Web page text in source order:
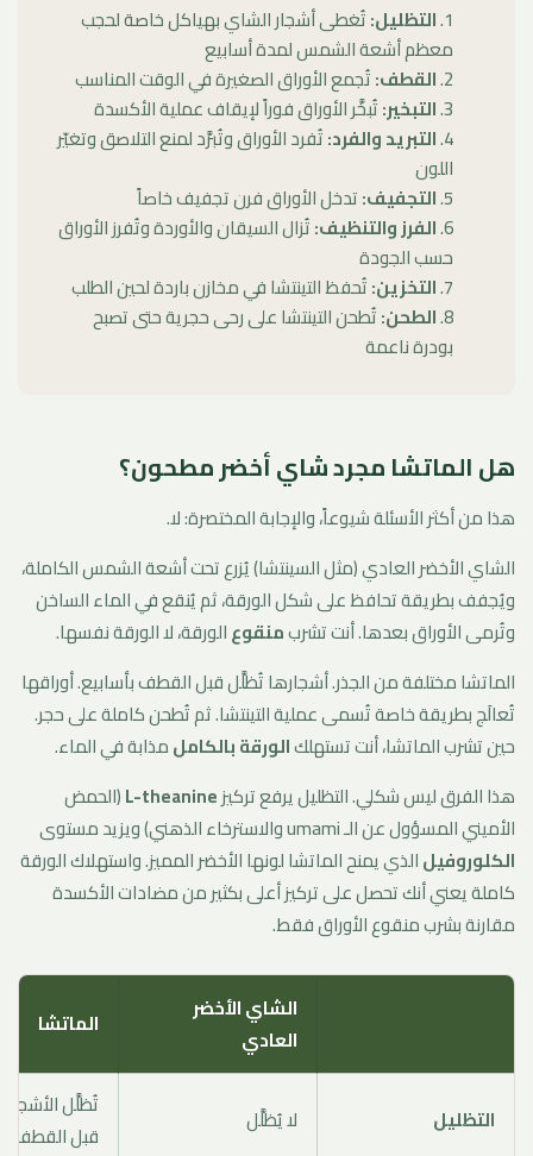
التظليل:تُغطى أشجار الشاي بهياكل خاصة لحجب
معظم أشعة الشمس لمدة أسابيع
القطف:تُجمع الأوراق الصغيرة في الوقت المناسب
التبخير:تُبخَّر الأوراق فوراً لإيقاف عملية الأكسدة
التبريد والفرد:تُفرد الأوراق وتُبرَّد لمنع التلاصق وتغيّر
اللون
التجفيف:تدخل الأوراق فرن تجفيف خاصاً
الفرز والتنظيف:تُزال السيقان والأوردة وتُفرز الأوراق
حسب الجودة
التخزين:تُحفظ التينتشا في مخازن باردة لحين الطلب
الطحن:تُطحن التينتشا على رحى حجرية حتى تصبح
بودرة ناعمة
هل الماتشا مجرد شاي أخضر مطحون؟
هذا من أكثر الأسئلة شيوعاً، والإجابة المختصرة: لا.
الشاي الأخضر العادي (مثل السينتشا) يُزرع تحت أشعة الشمس الكاملة،
ويُجفف بطريقة تحافظ على شكل الورقة، ثم يُنقع في الماء الساخن
وتُرمى الأوراق بعدها. أنت تشربمنقوعالورقة، لا الورقة نفسها.
الماتشا مختلفة من الجذر. أشجارها تُظلَّل قبل القطف بأسابيع. أوراقها
تُعالَج بطريقة خاصة تُسمى عملية التينتشا. ثم تُطحن كاملة على حجر.
حين تشرب الماتشا، أنت تستهلكالورقة بالكاملمذابة في الماء.
هذا الفرق ليس شكلي. التظليل يرفع تركيزL-theanine(الحمض
الأميني المسؤول عن الـ umami والاسترخاء الذهني) ويزيد مستوى
الكلوروفيلالذي يمنح الماتشا لونها الأخضر المميز. واستهلاك الورقة
كاملة يعني أنك تحصل على تركيز أعلى بكثير من مضادات الأكسدة
مقارنة بشرب منقوع الأوراق فقط.
الشاي الأخضر
العادي
الماتشا
التظليل لا يُظلَّل
تُظلَّل الأشجار
قبل القطف